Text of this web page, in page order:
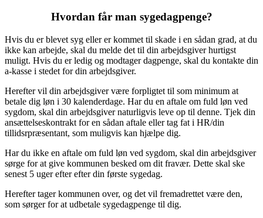
Hvordan får man sygedagpenge?
Hvis du er blevet syg eller er kommet til skade i en sådan grad, at du
ikke kan arbejde, skal du melde det til din arbejdsgiver hurtigst
muligt. Hvis du er ledig og modtager dagpenge, skal du kontakte din
a-kasse i stedet for din arbejdsgiver.
Herefter vil din arbejdsgiver være forpligtet til som minimum at
betale dig løn i 30 kalenderdage. Har du en aftale om fuld løn ved
sygdom, skal din arbejdsgiver naturligvis leve op til denne. Tjek din
ansættelseskontrakt for en sådan aftale eller tag fat i HR/din
tillidsrpræsentant, som muligvis kan hjælpe dig.
Har du ikke en aftale om fuld løn ved sygdom, skal din arbejdsgiver
sørge for at give kommunen besked om dit fravær. Dette skal ske
senest 5 uger efter efter din første sygedag.
Herefter tager kommunen over, og det vil fremadrettet være den,
som sørger for at udbetale sygedagpenge til dig.